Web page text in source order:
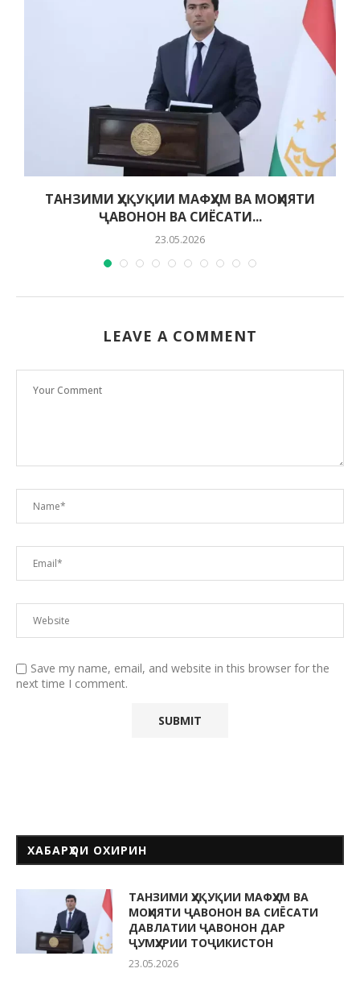
ТАНЗИМИ ҲУҚУҚИИ МАФҲУМ ВА МОҲИЯТИ
ҶАВОНОН ВА СИЁСАТИ...
23.05.2026
LEAVE A COMMENT
Save my name, email, and website in this browser for the
next time I comment.
ХАБАРҲОИ ОХИРИН
ТАНЗИМИ ҲУҚУҚИИ МАФҲУМ ВА
МОҲИЯТИ ҶАВОНОН ВА СИЁСАТИ
ДАВЛАТИИ ҶАВОНОН ДАР
ҶУМҲУРИИ ТОҶИКИСТОН
23.05.2026